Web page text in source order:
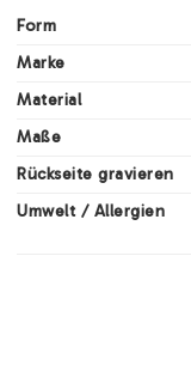
Form
Marke
Material
Maße
Rückseite gravieren
Umwelt / Allergien